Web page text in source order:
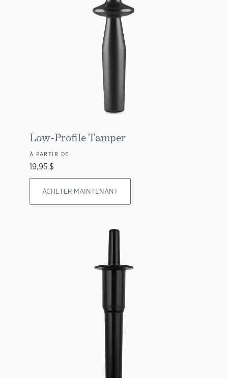
Low-Profile Tamper
À PARTIR DE
19,95 $
ACHETER MAINTENANT